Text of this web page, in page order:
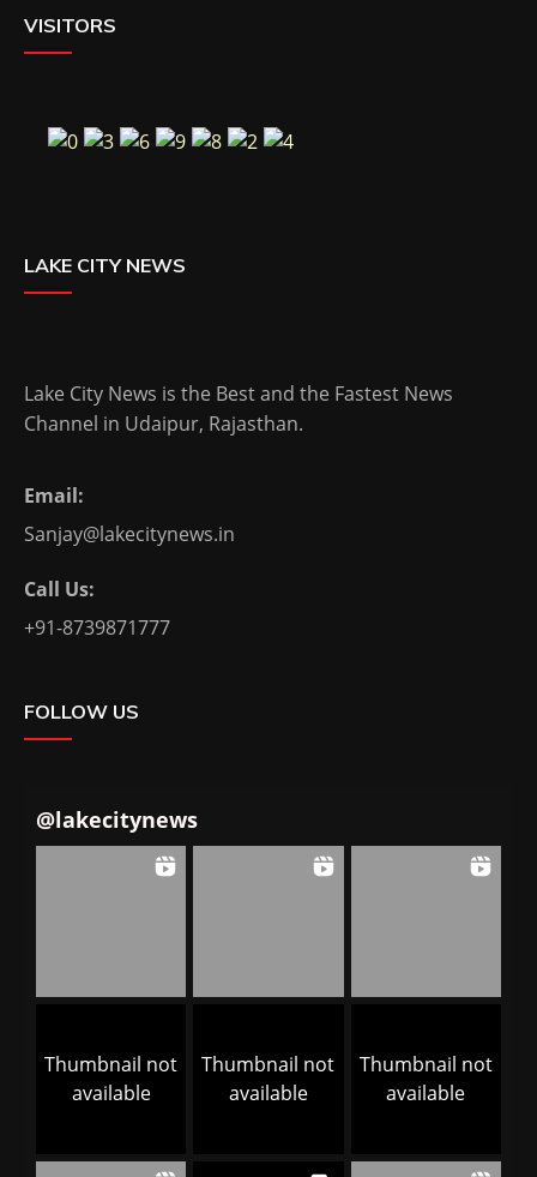
VISITORS
LAKE CITY NEWS
Lake City News is the Best and the Fastest News
Channel in Udaipur, Rajasthan.
Email:
Sanjay@lakecitynews.in
Call Us:
+91-8739871777
FOLLOW US
@lakecitynews
Thumbnail not
available
Thumbnail not
available
Thumbnail not
available